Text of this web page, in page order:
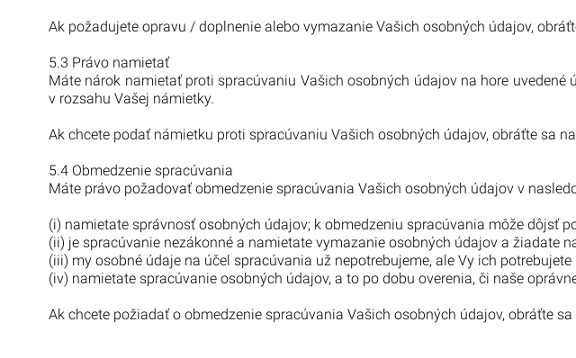
Ak požadujete opravu / doplnenie alebo vymazanie Vašich osobných údajov,
5.3 Právo namietať
Máte nárok namietať proti spracúvaniu Vašich osobných údajov na hore
v rozsahu Vašej námietky.
Ak chcete podať námietku proti spracúvaniu Vašich osobných údajov, obráťte sa
5.4 Obmedzenie spracúvania
Máte právo požadovať obmedzenie spracúvania Vašich osobných údajov v
(i) namietate správnosť osobných údajov; k obmedzeniu spracúvania môže dôjsť
(ii) je spracúvanie nezákonné a namietate vymazanie osobných údajov a žiadate
(iii) my osobné údaje na účel spracúvania už nepotrebujeme, ale Vy ich
(iv) namietate spracúvanie osobných údajov, a to po dobu overenia, či naše
Ak chcete požiadať o obmedzenie spracúvania Vašich osobných údajov, obráťte sa